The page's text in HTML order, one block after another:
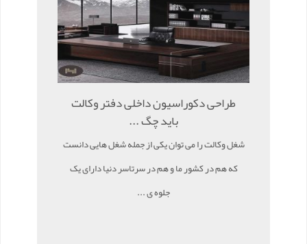
طراحی دکوراسیون داخلی دفتر وکالت
باید چگ ...
شغل وکالت را می توان یکی از جمله شغل هایی دانست
که هم در کشور ما و هم در سرتاسر دنیا دارای یک
جلوه ی ...